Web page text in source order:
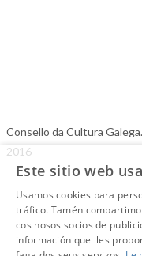
Consello da Cultura Galega.
2016
Este sitio web
Usamos cookies para
tráfico. Tamén
cos nosos socios de
información que lles